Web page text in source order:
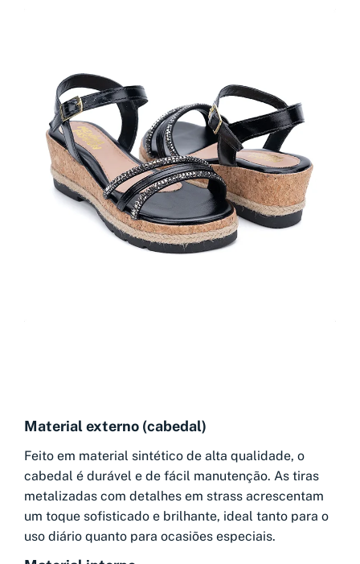
Material externo (cabedal)
Feito em material sintético de alta qualidade, o
cabedal é durável e de fácil manutenção. As tiras
metalizadas com detalhes em strass acrescentam
um toque sofisticado e brilhante, ideal tanto para o
uso diário quanto para ocasiões especiais.